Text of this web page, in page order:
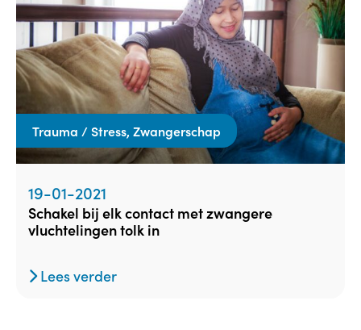
Trauma / Stress, Zwangerschap
19-01-2021
schakel bij elk contact met zwangere
vluchtelingen tolk in
Lees verder